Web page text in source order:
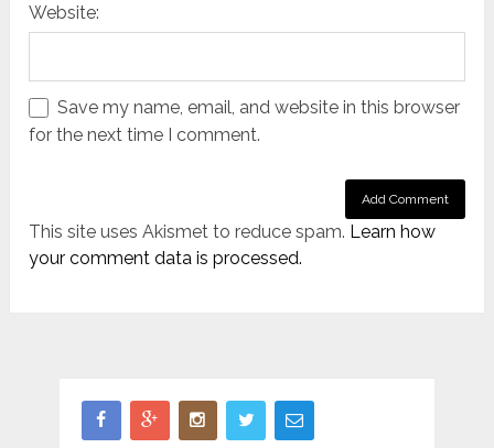
Website:
Save my name, email, and website in this browser
for the next time I comment.
This site uses Akismet to reduce spam. Learn how
your comment data is processed.